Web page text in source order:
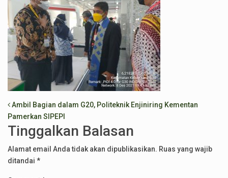
Post navigation
Ambil Bagian dalam G20, Politeknik Enjiniring Kementan
Pamerkan SIPEPI
Tinggalkan Balasan
Alamat email Anda tidak akan dipublikasikan. Ruas yang wajib
ditandai *